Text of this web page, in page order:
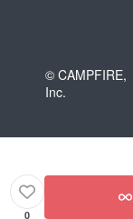
© CAMPFIRE,
Inc.
0